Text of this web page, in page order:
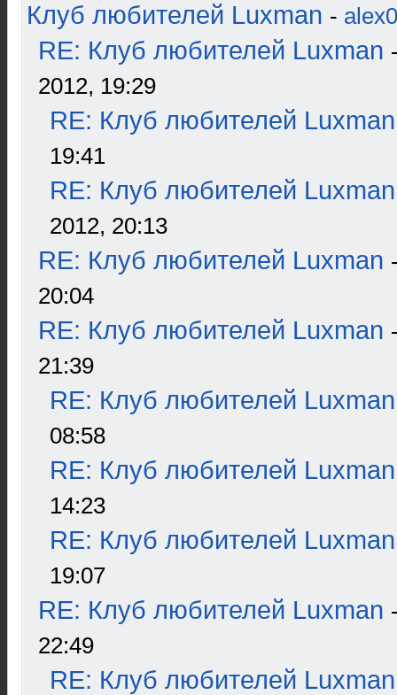
Клуб любителей Luxman -
RE: Клуб любителей Luxman
2012, 19:29
RE: Клуб любителей Luxman
19:41
RE: Клуб любителей Luxman
2012, 20:13
RE: Клуб любителей Luxman
20:04
RE: Клуб любителей Luxman
21:39
RE: Клуб любителей Luxman
08:58
RE: Клуб любителей Luxman
14:23
RE: Клуб любителей Luxman
19:07
RE: Клуб любителей Luxman
22:49
RE: Клуб любителей Luxman